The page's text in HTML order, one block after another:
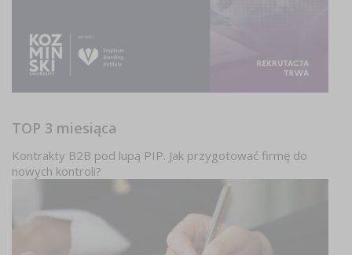
TOP 3 miesiąca
Kontrakty B2B pod lupą PIP. Jak przygotować firmę do
nowych kontroli?